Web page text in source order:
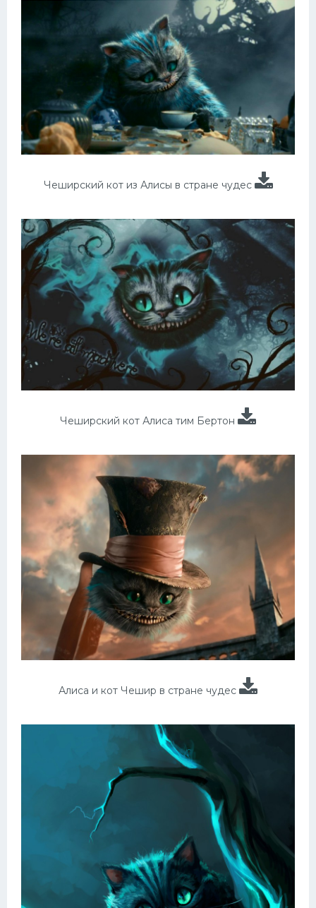
Чеширский кот из Алисы в стране чудес
Чеширский кот Алиса тим Бертон
Алиса и кот Чешир в стране чудес